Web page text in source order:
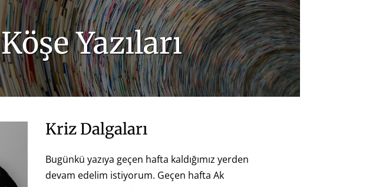
Köşe Yazıları
Kriz Dalgaları
Bugünkü yazıya geçen hafta kaldığımız yerden
devam edelim istiyorum. Geçen hafta Ak